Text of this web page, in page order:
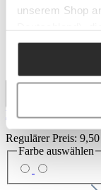
unserem Shop
Zwecken (z.B.
RITZENHOFF &
Regulärer Preis:
Farbe auswählen